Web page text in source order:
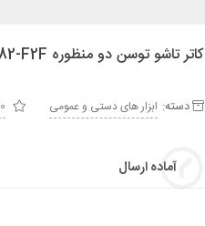
کاتر تاشو توسن دو منظوره T182-F2F
دسته: ابزار های دستی و عمومی 0 از 5
آماده ارسال